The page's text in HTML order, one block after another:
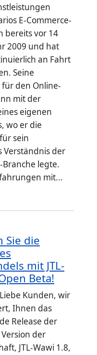
E-Commerce-
bereits vor 14
2009 und hat
an Fahrt
Seine
den Online-
mit der
eigenen
wo er die
sein
Verständnis der
Branche legte.
mit...
Sie die
mit JTL-
Beta!
Kunden, wir
Ihnen das
Release der
der
JTL-Wawi 1.8,